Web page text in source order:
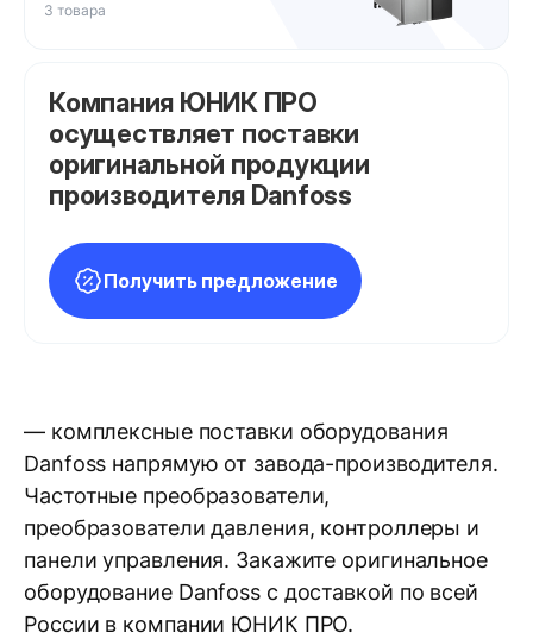
3 товара
Компания ЮНИК ПРО
осуществляет поставки
оригинальной продукции
производителя Danfoss
Получить предложение
— комплексные поставки оборудования
Danfoss напрямую от завода-производителя.
Частотные преобразователи,
преобразователи давления, контроллеры и
панели управления. Закажите оригинальное
оборудование Danfoss с доставкой по всей
России в компании ЮНИК ПРО.